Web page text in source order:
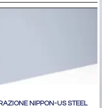
NIPPON-US STEEL